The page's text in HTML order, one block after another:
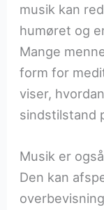
musik kan
humøret og
Mange
form for
viser,
sindstilstand
Musik er
Den kan